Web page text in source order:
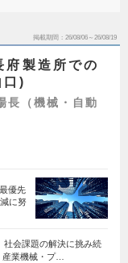
掲載期間 26/08/06～26/08/19
府製造所での
口)
長（機械・自動
優先
に努
社会課題の解決に挑み続
産業機械・プ…